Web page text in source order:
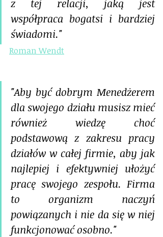
z tej relacji, jaką jest
współpraca bogatsi i bardziej
świadomi."
Roman Wendt
"Aby być dobrym Menedżerem
dla swojego działu musisz mieć
również wiedzę choć
podstawową z zakresu pracy
działów w całej firmie, aby jak
najlepiej i efektywniej ułożyć
pracę swojego zespołu. Firma
to organizm naczyń
powiązanych i nie da się w niej
funkcjonować osobno."